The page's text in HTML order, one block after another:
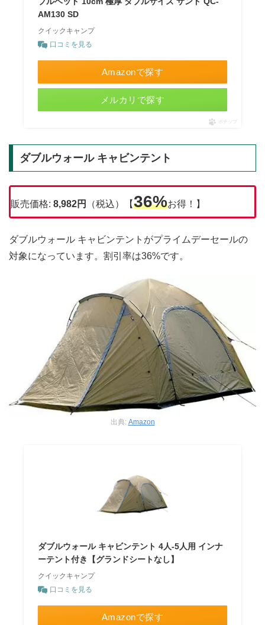
AM130 SD
クイックキャンプ
口コミを見る
Amazonで探す
メルカリで探す
ポチップ
ダブルウォール キャビンテント
販売価格: 8,982円 （税込）【36%お得！】
ダブルウォール キャビンテントがプライムデーセールの
対象になっています。割引率は36%です。
出典: Amazon
ダブルウォール キャビンテント 4人-5人用 インナ
ーテント付き【グランドシートなし】
クイックキャンプ
口コミを見る
Amazonで探す